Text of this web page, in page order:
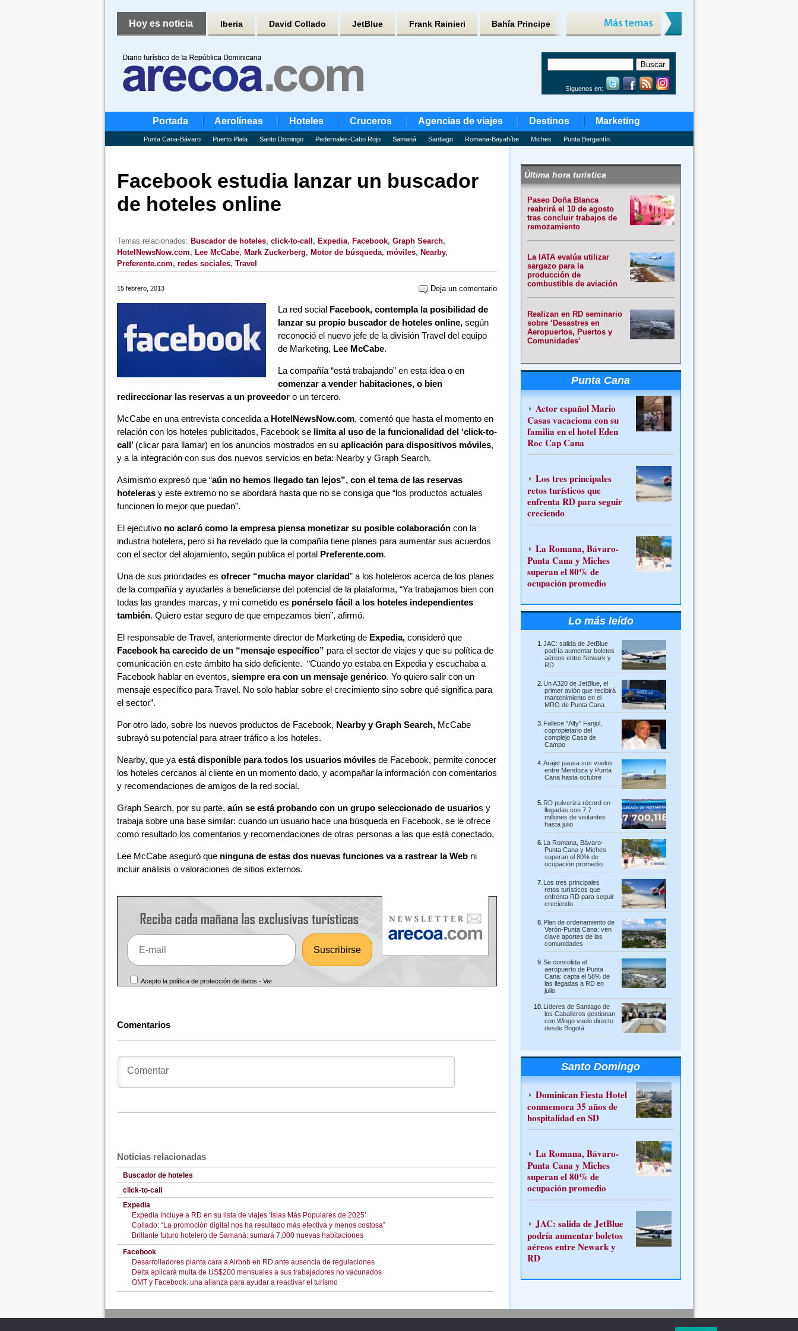
Hoy es noticia Iberia David Collado JetBlue Frank Rainieri Bahía Principe
Síguenos en:
Portada Aerolíneas Hoteles Cruceros Agencias de viajes Destinos Marketing
Punta Cana-Bávaro Puerto Plata Santo Domingo Pedernales-Cabo Rojo Samaná Santiago Romana-Bayahíbe Miches Punta Bergantín
Facebook estudia lanzar un buscador
de hoteles online
Temas relacionados: Buscador de hoteles, click-to-call , Expedia, Facebook, Graph Search,
HotelNewsNow.com, Lee McCabe, Mark Zuckerberg, Motor de búsqueda, móviles, Nearby,
Preferente.com, redes sociales, Travel
15 febrero, 2013 Deja un comentario
La red social Facebook, contempla la posibilidad de
lanzar su propio buscador de hoteles online,según
reconoció el nuevo jefe de la división Travel del equipo
de Marketing, Lee McCabe.
La compañía “está trabajando” en esta idea o en
comenzar a vender habitaciones, o bien
redireccionar las reservas a un proveedoro un tercero.
McCabe en una entrevista concedida a HotelNewsNow.com, comentó que hasta el momento en
relación con los hoteles publicitados, Facebook se limita al uso de la funcionalidad del ‘click-to-
call’ (clicar para llamar) en los anuncios mostrados en su aplicación para dispositivos móviles,
y a la integración con sus dos nuevos servicios en beta: Nearby y Graph Search.
Asimismo expresó que “aún no hemos llegado tan lejos”, con el tema de las reservas
hoteleras y este extremo no se abordará hasta que no se consiga que “los productos actuales
funcionen lo mejor que puedan”.
El ejecutivo no aclaró como la empresa piensa monetizar su posible colaboración con la
industria hotelera, pero sí ha revelado que la compañía tiene planes para aumentar sus acuerdos
con el sector del alojamiento, según publica el portal Preferente.com.
Una de sus prioridades es ofrecer “mucha mayor claridad” a los hoteleros acerca de los planes
de la compañía y ayudarles a beneficiarse del potencial de la plataforma, “Ya trabajamos bien con
todas las grandes marcas, y mi cometido es ponérselo fácil a los hoteles independientes
también. Quiero estar seguro de que empezamos bien”, afirmó.
El responsable de Travel, anteriormente director de Marketing de Expedia, consideró que
Facebook ha carecido de un “mensaje específico” para el sector de viajes y que su política de
comunicación en este ámbito ha sido deficiente. “Cuando yo estaba en Expedia y escuchaba a
Facebook hablar en eventos, siempre era con un mensaje genérico. Yo quiero salir con un
mensaje específico para Travel. No solo hablar sobre el crecimiento sino sobre qué significa para
el sector”.
Por otro lado, sobre los nuevos productos de Facebook, Nearby y Graph Search, McCabe
subrayó su potencial para atraer tráfico a los hoteles.
Nearby, que ya está disponible para todos los usuarios móviles de Facebook, permite conocer
los hoteles cercanos al cliente en un momento dado, y acompañar la información con comentarios
y recomendaciones de amigos de la red social.
Graph Search, por su parte, aún se está probando con un grupo seleccionado de usuarios y
trabaja sobre una base similar: cuando un usuario hace una búsqueda en Facebook, se le ofrece
como resultado los comentarios y recomendaciones de otras personas a las que está conectado.
Lee McCabe aseguró que ninguna de estas dos nuevas funciones va a rastrear la Web ni
incluir análisis o valoraciones de sitios externos.
Acepto la política de protección de datos -Ver
Comentarios
Noticias relacionadas
Buscador de hoteles
click-to-call
Expedia
Expedia incluye a RD en su lista de viajes ‘Islas Más Populares de 2025’
Collado: “La promoción digital nos ha resultado más efectiva y menos costosa”
Brillante futuro hotelero de Samaná: sumará 7,000 nuevas habitaciones
Facebook
Desarrolladores planta cara a Airbnb en RD ante ausencia de regulaciones
Delta aplicará multa de US$200 mensuales a sus trabajadores no vacunados
OMT y Facebook: una alianza para ayudar a reactivar el turismo
Última hora turística
Paseo Doña Blanca
reabrirá el 10 de agosto
tras concluir trabajos de
remozamiento
La IATA evalúa utilizar
sargazo para la
producción de
combustible de aviación
Realizan en RD seminario
sobre ‘Desastres en
Aeropuertos, Puertos y
Comunidades’
Punta Cana
Actor español Mario
Casas vacaciona con su
familia en el hotel Eden
Roc Cap Cana
Los tres principales
retos turísticos que
enfrenta RD para seguir
creciendo
La Romana, Bávaro-
Punta Cana y Miches
superan el 80% de
ocupación promedio
Lo más leído
JAC: salida de JetBlue
podría aumentar boletos
aéreos entre Newark y
RD
Un A320 de JetBlue, el
primer avión que recibirá
mantenimiento en el
MRO de Punta Cana
Fallece “Alfy” Fanjul,
copropietario del
complejo Casa de
Campo
Arajet pausa sus vuelos
entre Mendoza y Punta
Cana hasta octubre
RD pulveriza récord en
llegadas con 7,7
millones de visitantes
hasta julio
La Romana, Bávaro-
Punta Cana y Miches
superan el 80% de
ocupación promedio
Los tres principales
retos turísticos que
enfrenta RD para seguir
creciendo
Plan de ordenamiento de
Verón-Punta Cana: ven
clave aportes de las
comunidades
Se consolida el
aeropuerto de Punta
Cana: capta el 58% de
las llegadas a RD en
julio
Líderes de Santiago de
los Caballeros gestionan
con Wingo vuelo directo
desde Bogotá
Santo Domingo
Dominican Fiesta Hotel
conmemora 35 años de
hospitalidad en SD
La Romana, Bávaro-
Punta Cana y Miches
superan el 80% de
ocupación promedio
JAC: salida de JetBlue
podría aumentar boletos
aéreos entre Newark y
RD